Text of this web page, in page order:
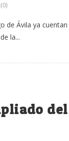
de Ávila ya
la...